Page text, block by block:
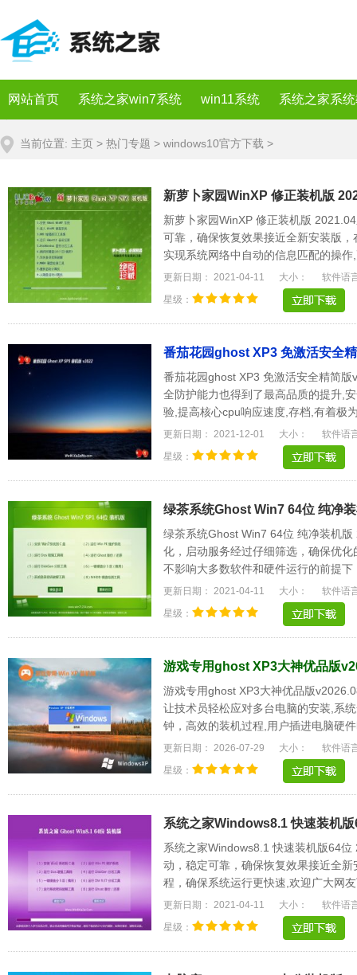
网站首页 系统之家win7系统 win11系统 系统之家系
当前位置: 主页 > 热门专题 > windows10官方下载 >
新萝卜家园WinXP 修正装机版
新萝卜家园WinXP 修正装机版
可靠，确保恢复效果接近全新安装版
实现系统网络中自动的信息匹配的操
统将更稳定，.....
更新日期： 2021-04-11 大小：
软件语
星级：
番茄花园ghost XP3 免激活安全
番茄花园ghost XP3 免激活安全精简
全防护能力也得到了最高品质的提升,
验,提高核心cpu响应速度,存档,有着极
方都是很家.....
更新日期： 2021-12-01 大小：
软件语
星级：
绿茶系统Ghost Win7 64位 纯净
绿茶系统Ghost Win7 64位 纯净装机
化，启动服务经过仔细筛选，确保优
不影响大多数软件和硬件运行的前提
电脑和Explorer.....
更新日期： 2021-04-11 大小：
软件语
星级：
游戏专用ghost XP3大神优品版
游戏专用ghost XP3大神优品版
让技术员轻松应对多台电脑的安装,系
钟，高效的装机过程,用户插进电脑硬
更强大的软硬.....
更新日期： 2026-07-29 大小：
软件语
星级：
系统之家Windows8.1 快速装机
系统之家Windows8.1 快速装机版64
动，稳定可靠，确保恢复效果接近全
程，确保系统运行更快速,欢迎广大网
驱动能自动识别.....
更新日期： 2021-04-11 大小：
软件语
星级：